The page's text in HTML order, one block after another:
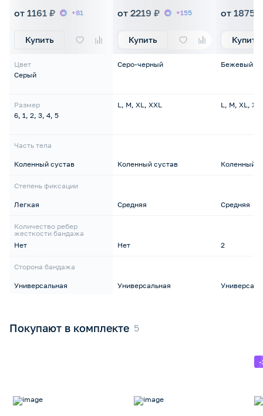
от 1161 ₽ +81
Купить
Цвет
Серый
Размер
6, 1, 2, 3, 4, 5
Часть тела
Коленный сустав
Степень фиксации
Легкая
Количество ребер
жесткости бандажа
Нет
Сторона бандажа
Универсальная
от 2219 ₽ +155
Купить
Серо-черный
L, M, XL, XXL
Коленный сустав
Средняя
Нет
Универсальная
от 1875 ₽
Купить
Бежевый
L, M, XL,
Коленный
Средняя
2
Покупают в комплекте
-